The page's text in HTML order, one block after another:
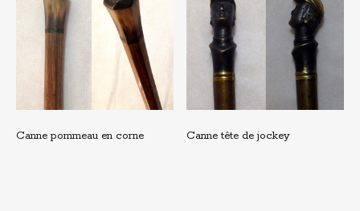
Canne pommeau en corne Canne tête de jockey